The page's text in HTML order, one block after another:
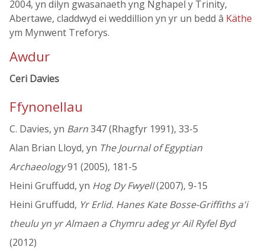
2004, yn dilyn gwasanaeth yng Nghapel y Trinity,
Abertawe, claddwyd ei weddillion yn yr un bedd â Käthe
ym Mynwent Treforys.
Awdur
Ceri Davies
Ffynonellau
C. Davies, yn Barn347 (Rhagfyr 1991), 33-5
Alan Brian Lloyd, yn The Journal of Egyptian
Archaeology91 (2005), 181-5
Heini Gruffudd, yn Hog Dy Fwyell(2007), 9-15
Heini Gruffudd, Yr Erlid. Hanes Kate Bosse-Griffiths a'i
theulu yn yr Almaen a Chymru adeg yr Ail Ryfel Byd
(2012)